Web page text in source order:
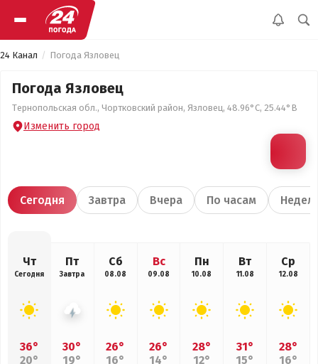
24 Канал Погода Язловец
Погода Язловец
Тернопольская обл., Чортковский район, Язловец, 48.96°С, 25.44°В
Изменить город
Сегодня Завтра Вчера По часам
Чт
Сегодня
36°
20°
Пт
Завтра
30°
19°
Сб
08.08
26°
16°
Вс
09.08
26°
14°
Пн
10.08
28°
12°
Вт
11.08
31°
15°
Ср
12.08
28°
16°